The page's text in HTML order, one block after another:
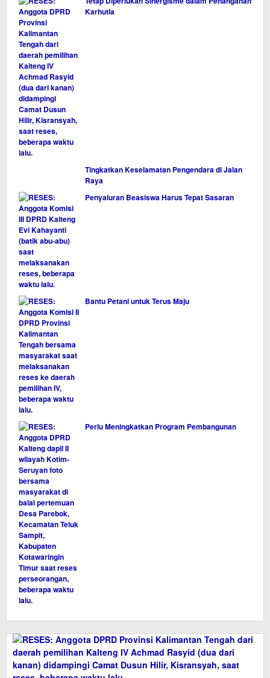
Karhutla
Tingkatkan Keselamatan Pengendara di Jalan
Raya
Penyaluran Beasiswa Harus Tepat Sasaran
Bantu Petani untuk Terus Maju
Perlu Meningkatkan Program Pembangunan